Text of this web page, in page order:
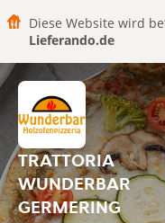
Diese Website wird
Lieferando.de
TRATTORIA
WUNDERBAR
GERMERING